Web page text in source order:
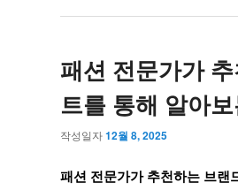
패션 전문가가
트를 통해 알아
작성일자12월 8, 2025
패션 전문가가 추천하는 브랜